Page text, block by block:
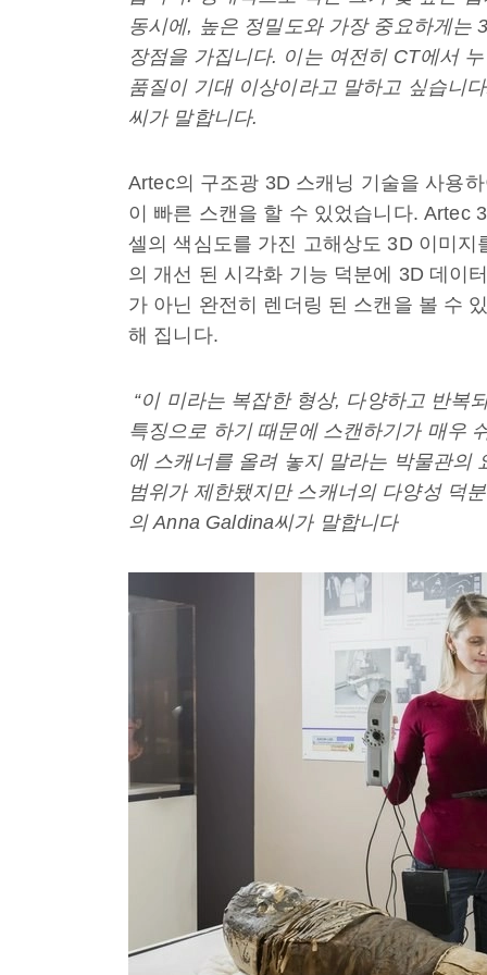
동시에, 높은 정밀도와 가장 중요하게는
장점을 가집니다. 이는 여전히 CT에서
품질이 기대 이상이라고 말하고 싶습니
씨가 말합니다.
Artec의 구조광 3D 스캐닝 기술을 사용
이 빠른 스캔을 할 수 있었습니다. Artec
셀의 색심도를 가진 고해상도 3D 이미
의 개선 된 시각화 기능 덕분에 3D 데이
가 아닌 완전히 렌더링 된 스캔을 볼 수
해 집니다.
“이 미라는 복잡한 형상, 다양하고 반복
특징으로 하기 때문에 스캔하기가 매우
에 스캐너를 올려 놓지 말라는 박물관의
범위가 제한됐지만 스캐너의 다양성 덕
의 Anna Galdina씨가 말합니다